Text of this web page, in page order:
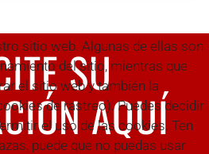
SU
AQUÍ
sitio web. Algunas de ellas son
del sitio, mientras que
el sitio web y también la
de rastreo). Puedes decidir
el uso de las cookies. Ten
puede que no puedas usar